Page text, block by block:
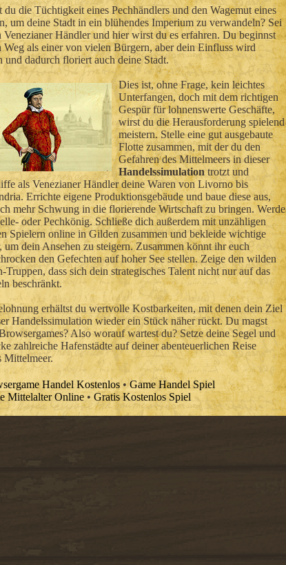
du die Tüchtigkeit eines Pechhändlers und den Wagemut eines
um deine Stadt in ein blühendes Imperium zu verwandeln? Sei
Venezianer Händler und hier wirst du es erfahren. Du beginnst
Weg als einer von vielen Bürgern, aber dein Einfluss wird
und dadurch floriert auch deine Stadt.
Dies ist, ohne Frage, kein leichtes
Unterfangen, doch mit dem richtigen
Gespür für lohnenswerte Geschäfte,
wirst du die Herausforderung spielend
meistern. Stelle eine gut ausgebaute
Flotte zusammen, mit der du den
Gefahren des Mittelmeers in dieser
Handelssimulationtrotzt und
als Venezianer Händler deine Waren von Livorno bis
Errichte eigene Produktionsgebäude und baue diese aus,
mehr Schwung in die florierende Wirtschaft zu bringen. Werde
oder Pechkönig. Schließe dich außerdem mit unzähligen
Spielern online in Gilden zusammen und bekleide wichtige
um dein Ansehen zu steigern. Zusammen könnt ihr euch
den Gefechten auf hoher See stellen. Zeige den wilden
Truppen, dass sich dein strategisches Talent nicht nur auf das
beschränkt.
erhältst du wertvolle Kostbarkeiten, mit denen dein Ziel
Handelssimulation wieder ein Stück näher rückt. Du magst
Also worauf wartest du? Setze deine Segel und
zahlreiche Hafenstädte auf deiner abenteuerlichen Reise
Mittelmeer.
Handel Kostenlos•Game Handel Spiel
Mittelalter Online• Gratis Kostenlos Spiel